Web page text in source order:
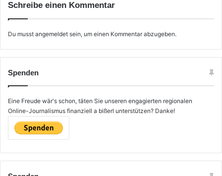
Schreibe einen Kommentar
Du musst angemeldet sein, um einen Kommentar abzugeben.
Spenden
Eine Freude wär's schon, täten Sie unseren engagierten regionalen
Online-Journalismus finanziell a bißerl unterstützen? Danke!